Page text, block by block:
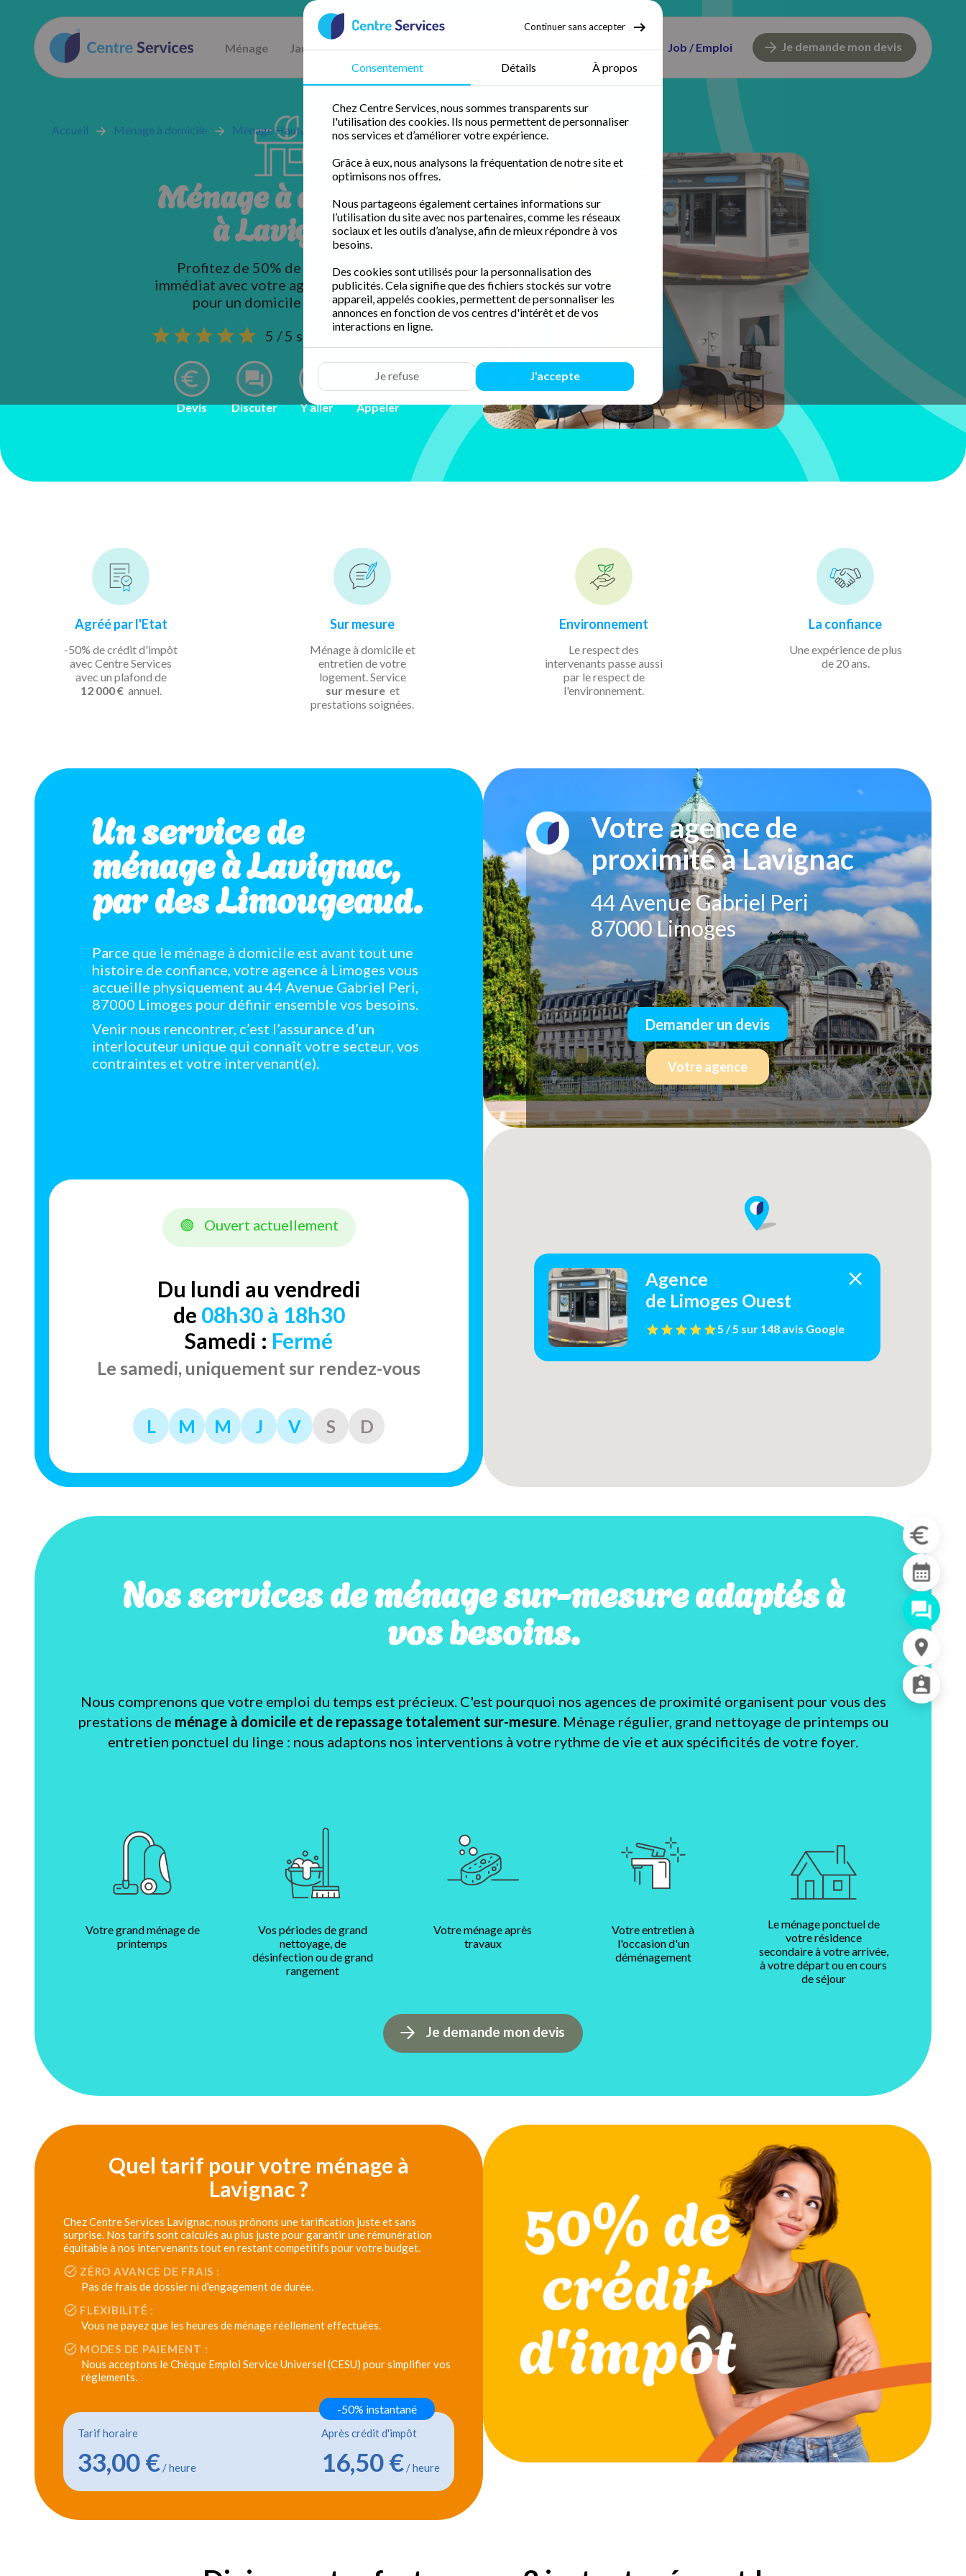
Ménage Jardinage Job / Emploi Je demande mon devis
Continuer sans accepter
Consentement Détails À propos
Chez Centre Services, nous sommes transparents sur
l'utilisation des cookies. Ils nous permettent de personnaliser
nos services et d’améliorer votre expérience.
Grâce à eux, nous analysons la fréquentation de notre site et
optimisons nos offres.
Nous partageons également certaines informations sur
l’utilisation du site avec nos partenaires, comme les réseaux
sociaux et les outils d’analyse, afin de mieux répondre à vos
besoins.
Des cookies sont utilisés pour la personnalisation des
publicités. Cela signifie que des fichiers stockés sur votre
appareil, appelés cookies, permettent de personnaliser les
annonces en fonction de vos centres d'intérêt et de vos
interactions en ligne.
Je refuse J'accepte
Accueil Ménage à domicile Ménage Haute vienne Ménage Lavignac
Ménage à domicile
à Lavignac
Profitez de 50% de crédit d'impôt
immédiat avec votre agence de proximité
pour un domicile impeccable.
5 / 5 sur 148 avisGoogle
Devis Discuter Y aller Appeler
44 Avenue Gabriel Peri
87000 Limoges
Agréé par l'Etat
-50% de crédit d'impôt
avec Centre Services
avec un plafond de
12 000 € annuel.
Sur mesure
Ménage à domicile et
entretien de votre
logement. Service
sur mesure et
prestations soignées.
Environnement
Le respect des
intervenants passe aussi
par le respect de
l'environnement.
La confiance
Une expérience deplus
de 20 ans.
Un service de
ménage à Lavignac,
par des Limougeaud.
Parce que le ménage à domicile est avant tout une
histoire de confiance, votre agence à Limoges vous
accueille physiquement au 44 Avenue Gabriel Peri,
87000 Limoges pour définir ensemble vos besoins.
Venir nous rencontrer, c’est l’assurance d’un
interlocuteur unique qui connaît votre secteur, vos
contraintes et votre intervenant(e).
🟢 Ouvert actuellement
Du lundi au vendredi
de 08h30 à 18h30
Samedi : Fermé
Le samedi, uniquement sur rendez-vous
L M M J V S D
Votre agence de
proximité à Lavignac
44 Avenue Gabriel Peri
87000 Limoges
Demander un devis
Votre agence
Agence
de Limoges Ouest
5 / 5 sur 148 avis Google
Nos services de ménage sur-mesure adaptés à
vos besoins.
Nous comprenons que votre emploi du temps est précieux. C'est pourquoi nos agences de proximité organisent pour vous des
prestations de ménage à domicile et de repassage totalement sur-mesure. Ménage régulier, grand nettoyage de printemps ou
entretien ponctuel du linge : nous adaptons nos interventions à votre rythme de vie et aux spécificités de votre foyer.
Votre grand ménage de
printemps
Vos périodes de grand
nettoyage, de
désinfection ou de grand
rangement
Votre ménage après
travaux
Votre entretien à
l'occasion d'un
déménagement
Le ménage ponctuel de
votre résidence
secondaire à votre arrivée,
à votre départ ou en cours
de séjour
Je demande mon devis
Quel tarif pour votre ménage à
Lavignac ?
Chez Centre Services Lavignac, nous prônons une tarification juste et sans
surprise. Nos tarifs sont calculés au plus juste pour garantir une rémunération
équitable à nos intervenants tout en restant compétitifs pour votre budget.
ZÉRO AVANCE DE FRAIS :
Pas de frais de dossier ni d'engagement de durée.
FLEXIBILITÉ :
Vous ne payez que les heures de ménage réellement effectuées.
MODES DE PAIEMENT :
Nous acceptons le Chèque Emploi Service Universel (CESU) pour simplifier vos
règlements.
Tarif horaire
33,00 € / heure
Après crédit d'impôt
16,50 € / heure
-50% instantané